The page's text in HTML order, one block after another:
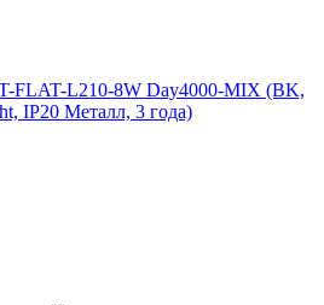
FLAT-L210-8W Day4000-MIX (BK,
IP20 Металл, 3 года)